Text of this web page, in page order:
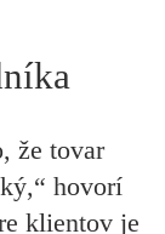
že tovar
hovorí
klientov je